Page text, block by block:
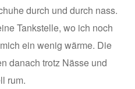
durch und durch nass.
Tankstelle, wo ich noch
ein wenig wärme. Die
danach trotz Nässe und
rum.